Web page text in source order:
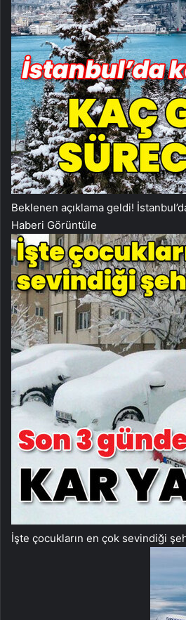
Beklenen açıklama geldi!
Haberi Görüntüle
İşte çocukların en çok sevindiği